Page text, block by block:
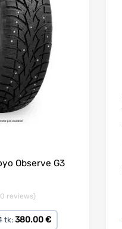
Observe G3
reviews)
tk: 380.00 €